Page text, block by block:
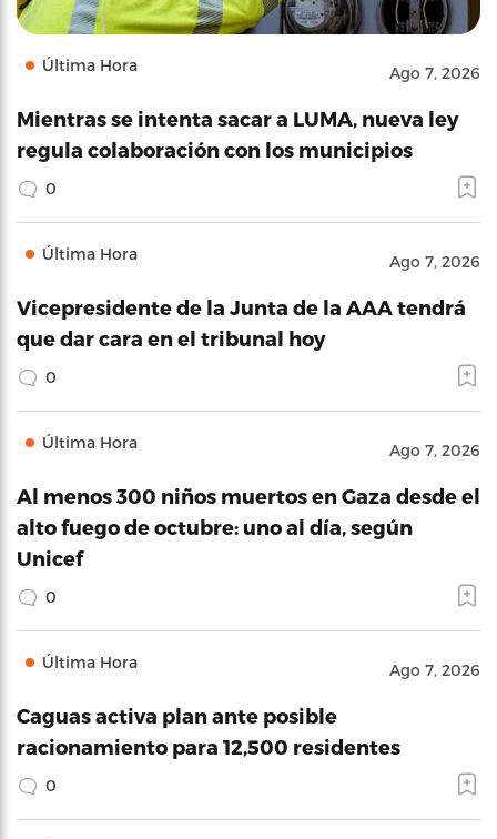
Última Hora Ago 7, 2026
Mientras se intenta sacar a LUMA, nueva ley
regula colaboración con los municipios
0
Última Hora Ago 7, 2026
Vicepresidente de la Junta de la AAA tendrá
que dar cara en el tribunal hoy
0
Última Hora Ago 7, 2026
Al menos 300 niños muertos en Gaza desde el
alto fuego de octubre: uno al día, según
Unicef
0
Última Hora Ago 7, 2026
Caguas activa plan ante posible
racionamiento para 12,500 residentes
0